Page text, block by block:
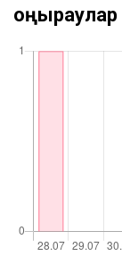
қоңыраулар